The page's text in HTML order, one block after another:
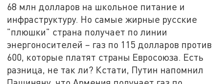
68 млн долларов на школьное питание и
инфраструктуру. Но самые жирные русские
"плюшки" страна получает по линии
энергоносителей – газ по 115 долларов против
600, которые платят страны Евросоюза. Есть
разница, не так ли? Кстати, Путин напомнил